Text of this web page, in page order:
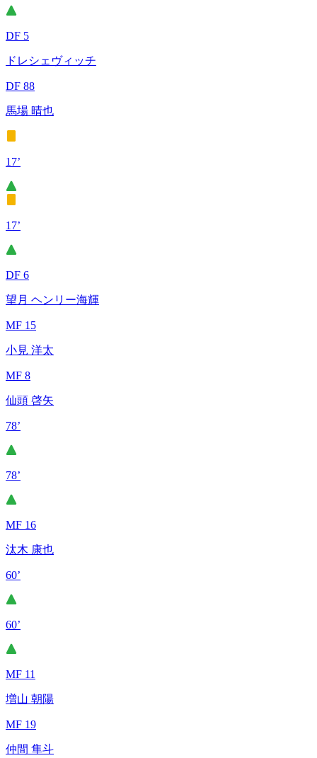
DF 5
ドレシェヴィッチ
DF 88
馬場 晴也
17’
17’
DF 6
望月 ヘンリー海輝
MF 15
小見 洋太
MF 8
仙頭 啓矢
78’
78’
MF 16
汰木 康也
60’
60’
MF 11
増山 朝陽
MF 19
仲間 隼斗